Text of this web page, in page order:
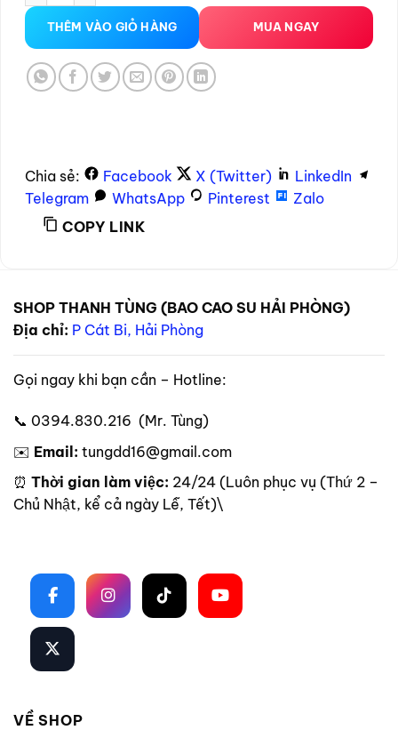
THÊM VÀO GIỎ HÀNG MUA NGAY
Chia sẻ: Facebook X (Twitter)
LinkedIn
Telegram
WhatsApp Pinterest
Zalo
COPY LINK
SHOP THANH TÙNG (BAO CAO SU HẢI PHÒNG)
Địa chỉ: P Cát Bi, Hải Phòng
Gọi ngay khi bạn cần – Hotline:
📞 0394.830.216 (Mr. Tùng)
✉️ Email: tungdd16@gmail.com
⏰ Thời gian làm việc: 24/24 (Luôn phục vụ (Thứ 2 –
Chủ Nhật, kể cả ngày Lễ, Tết)\
VỀ SHOP